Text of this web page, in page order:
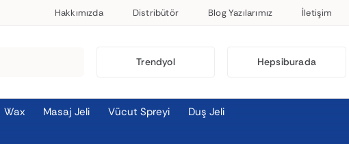
Hakkımızda Distribütör Blog Yazılarımız İletişim
Trendyol Hepsiburada
Wax Masaj Jeli Vücut Spreyi Duş Jeli